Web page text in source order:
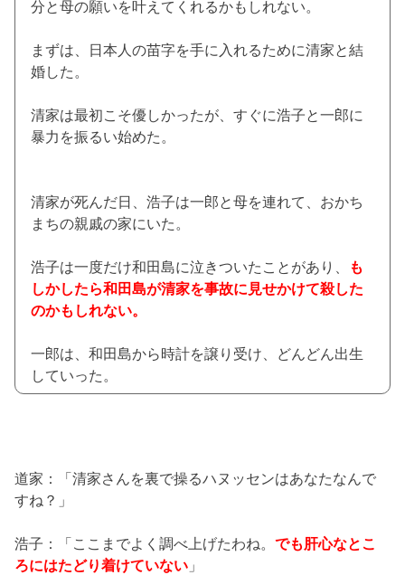
分と母の願いを叶えてくれるかもしれない。
まずは、日本人の苗字を手に入れるために清家と結
婚した。
清家は最初こそ優しかったが、すぐに浩子と一郎に
暴力を振るい始めた。
清家が死んだ日、浩子は一郎と母を連れて、おかち
まちの親戚の家にいた。
浩子は一度だけ和田島に泣きついたことがあり、
も
しかしたら和田島が清家を事故に見せかけて殺した
のかもしれない。
一郎は、和田島から時計を譲り受け、どんどん出生
していった。
道家：「清家さんを裏で操るハヌッセンはあなたなんで
すね？」
浩子：「ここまでよく調べ上げたわね。でも肝心なとこ
ろにはたどり着けていない 」